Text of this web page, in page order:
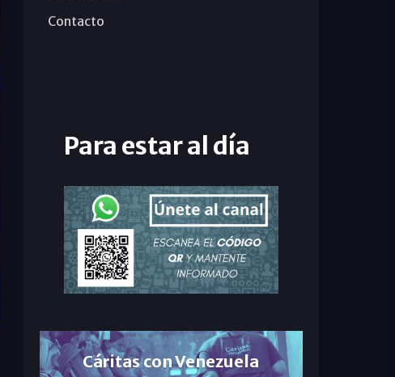
Contacto
Para estar al día
Cáritas con Venezuela